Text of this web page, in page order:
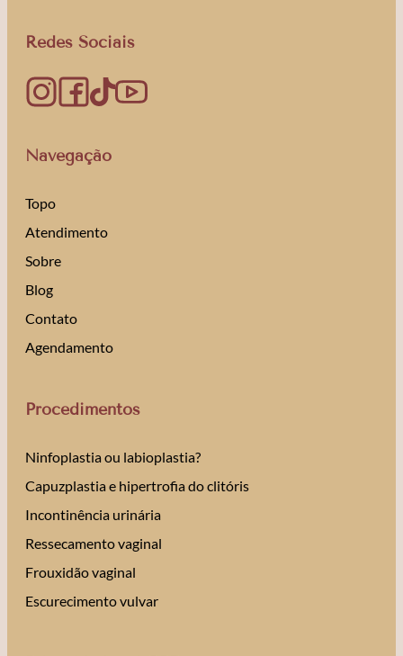
Redes Sociais
Navegação
Topo
Atendimento
Sobre
Blog
Contato
Agendamento
Procedimentos
Ninfoplastia ou labioplastia?
Capuzplastia e hipertrofia do clitóris
Incontinência urinária
Ressecamento vaginal
Frouxidão vaginal
Escurecimento vulvar